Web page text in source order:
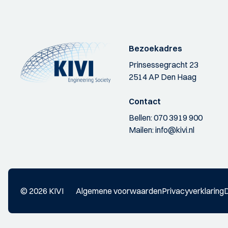
Bezoekadres
Prinsessegracht 23
2514 AP Den Haag
Contact
Bellen:070 3919 900
Mailen:info@kivi.nl
© 2026 KIVI Algemene voorwaardenPrivacyverklaring